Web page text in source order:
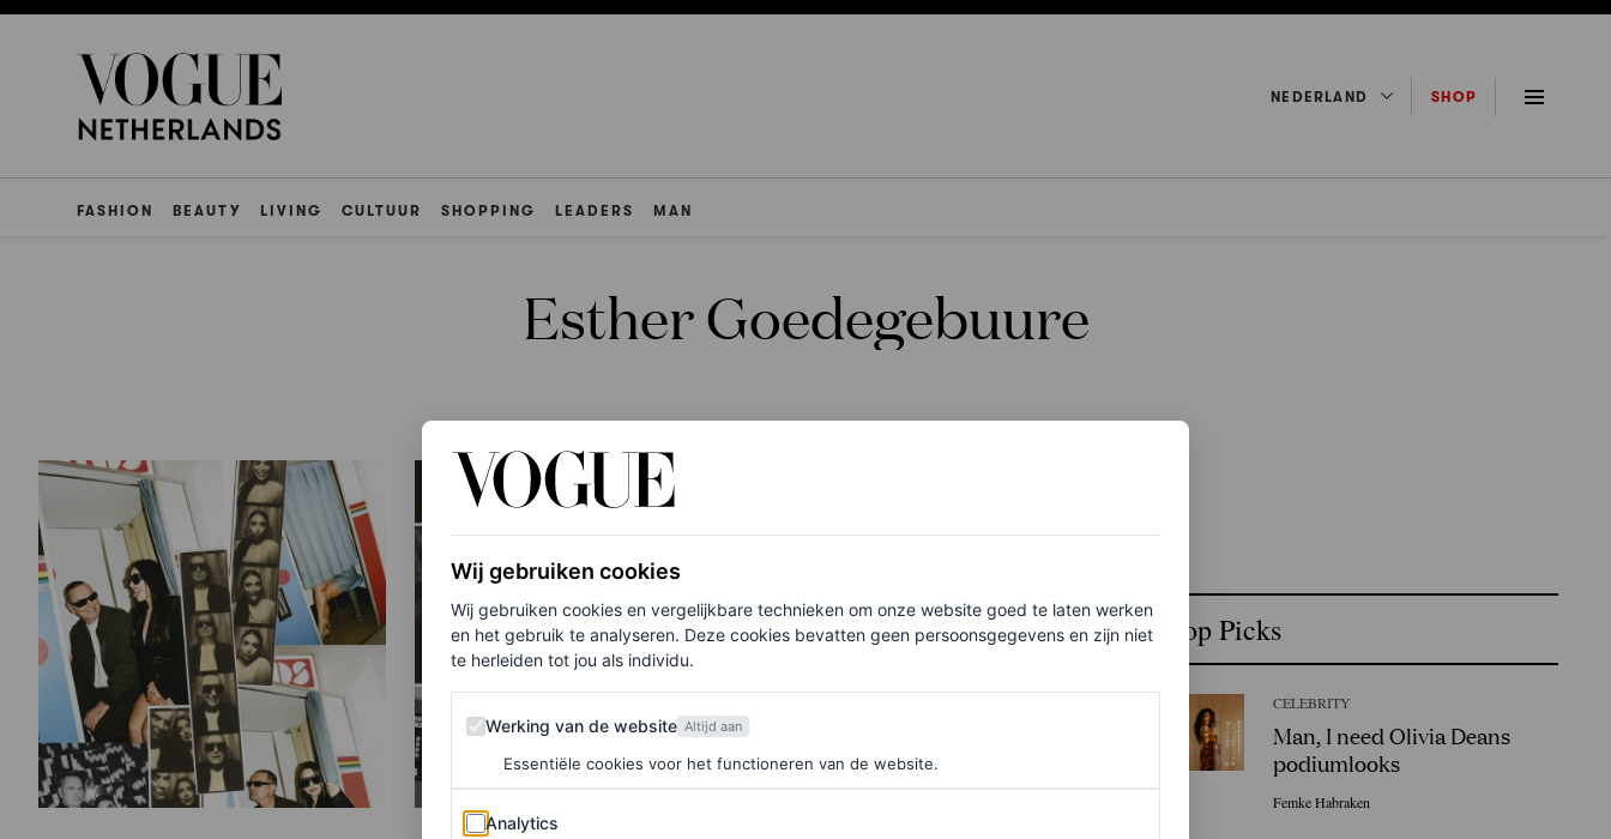
NEDERLAND SHOP
FASHION BEAUTY LIVING CULTUUR SHOPPING LEADERS MAN
Esther Goedegebuure
Top Picks
CELEBRITY
Man, I need Olivia Deans
podiumlooks
Femke Habraken
Wij gebruiken cookies
Wij gebruiken cookies en vergelijkbare technieken om onze website goed te laten werken
en het gebruik te analyseren. Deze cookies bevatten geen persoonsgegevens en zijn niet
te herleiden tot jou als individu.
Werking van de website
Werking van de website Altijd aan
Essentiële cookies voor het functioneren van de website.
Analytics
Analytics